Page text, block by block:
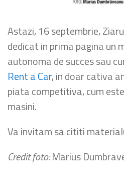
Astazi, 16 septembrie,
dedicat in prima pagina un
autonoma de succes sau
Rent a Car, in doar cativa
piata competitiva, cum
masini.
Va invitam sa cititi
Credit foto:Marius